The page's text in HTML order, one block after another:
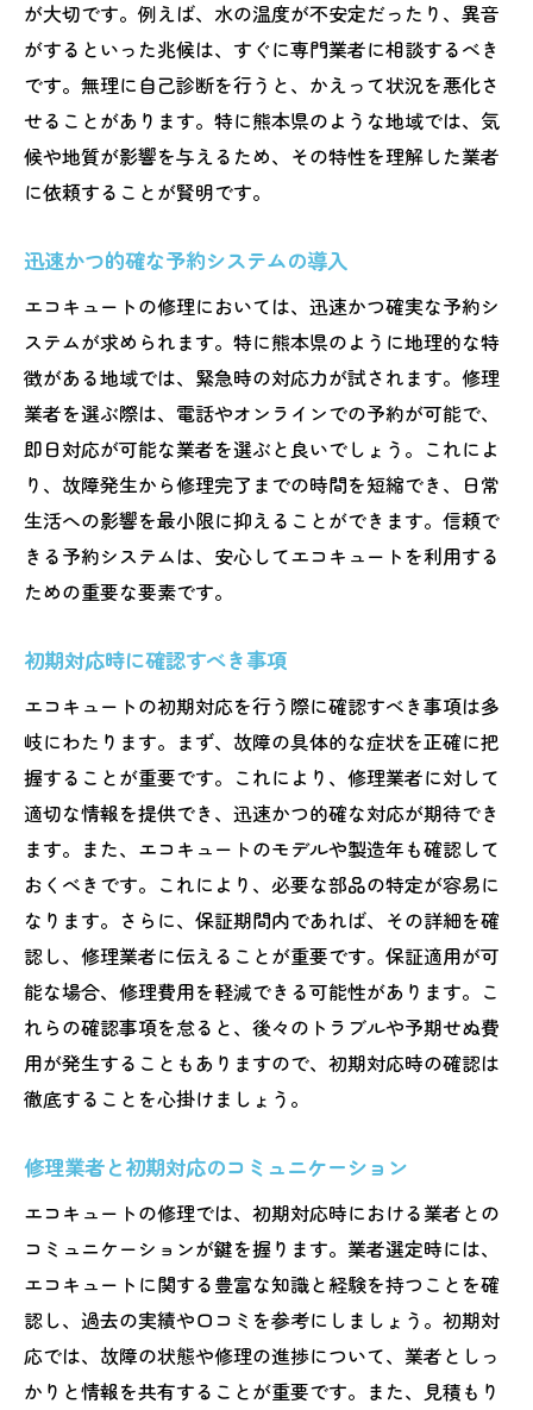
が大切です。例えば、水の温度が不安定だったり、異音
がするといった兆候は、すぐに専門業者に相談するべき
です。無理に自己診断を行うと、かえって状況を悪化さ
せることがあります。特に熊本県のような地域では、気
候や地質が影響を与えるため、その特性を理解した業者
に依頼することが賢明です。
迅速かつ的確な予約システムの導入
エコキュートの修理においては、迅速かつ確実な予約シ
ステムが求められます。特に熊本県のように地理的な特
徴がある地域では、緊急時の対応力が試されます。修理
業者を選ぶ際は、電話やオンラインでの予約が可能で、
即日対応が可能な業者を選ぶと良いでしょう。これによ
り、故障発生から修理完了までの時間を短縮でき、日常
生活への影響を最小限に抑えることができます。信頼で
きる予約システムは、安心してエコキュートを利用する
ための重要な要素です。
初期対応時に確認すべき事項
エコキュートの初期対応を行う際に確認すべき事項は多
岐にわたります。まず、故障の具体的な症状を正確に把
握することが重要です。これにより、修理業者に対して
適切な情報を提供でき、迅速かつ的確な対応が期待でき
ます。また、エコキュートのモデルや製造年も確認して
おくべきです。これにより、必要な部品の特定が容易に
なります。さらに、保証期間内であれば、その詳細を確
認し、修理業者に伝えることが重要です。保証適用が可
能な場合、修理費用を軽減できる可能性があります。こ
れらの確認事項を怠ると、後々のトラブルや予期せぬ費
用が発生することもありますので、初期対応時の確認は
徹底することを心掛けましょう。
修理業者と初期対応のコミュニケーション
エコキュートの修理では、初期対応時における業者との
コミュニケーションが鍵を握ります。業者選定時には、
エコキュートに関する豊富な知識と経験を持つことを確
認し、過去の実績や口コミを参考にしましょう。初期対
応では、故障の状態や修理の進捗について、業者としっ
かりと情報を共有することが重要です。また、見積もり